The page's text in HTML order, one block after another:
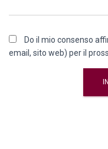
Do il mio consenso
email, sito web) per il